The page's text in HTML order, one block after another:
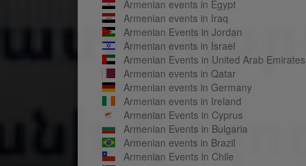
Armenian events in Egypt
Armenian events in Iraq
Armenian Events in Jordan
Armenian events in Israel
Armenian Events in United Arab Emirates
Armenian events in Qatar
Armenian events in Germany
Armenian events in Ireland
Armenian Events in Cyprus
Armenian Events in Bulgaria
Armenian events in Brazil
Armenian Events in Chile